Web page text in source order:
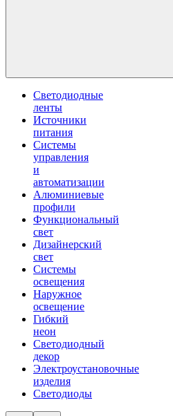
Светодиодные
ленты
Источники
питания
Системы
управления
и
автоматизации
Алюминиевые
профили
Функциональный
свет
Дизайнерский
свет
Системы
освещения
Наружное
освещение
Гибкий
неон
Светодиодный
декор
Электроустановочные
изделия
Светодиоды